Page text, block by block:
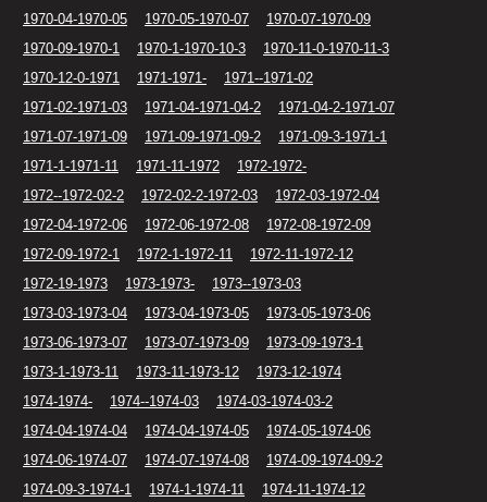
1970-04-1970-05
1970-05-1970-07
1970-07-1970-09
1970-09-1970-1
1970-1-1970-10-3
1970-11-0-1970-11-3
1970-12-0-1971
1971-1971-
1971--1971-02
1971-02-1971-03
1971-04-1971-04-2
1971-04-2-1971-07
1971-07-1971-09
1971-09-1971-09-2
1971-09-3-1971-1
1971-1-1971-11
1971-11-1972
1972-1972-
1972--1972-02-2
1972-02-2-1972-03
1972-03-1972-04
1972-04-1972-06
1972-06-1972-08
1972-08-1972-09
1972-09-1972-1
1972-1-1972-11
1972-11-1972-12
1972-19-1973
1973-1973-
1973--1973-03
1973-03-1973-04
1973-04-1973-05
1973-05-1973-06
1973-06-1973-07
1973-07-1973-09
1973-09-1973-1
1973-1-1973-11
1973-11-1973-12
1973-12-1974
1974-1974-
1974--1974-03
1974-03-1974-03-2
1974-04-1974-04
1974-04-1974-05
1974-05-1974-06
1974-06-1974-07
1974-07-1974-08
1974-09-1974-09-2
1974-09-3-1974-1
1974-1-1974-11
1974-11-1974-12